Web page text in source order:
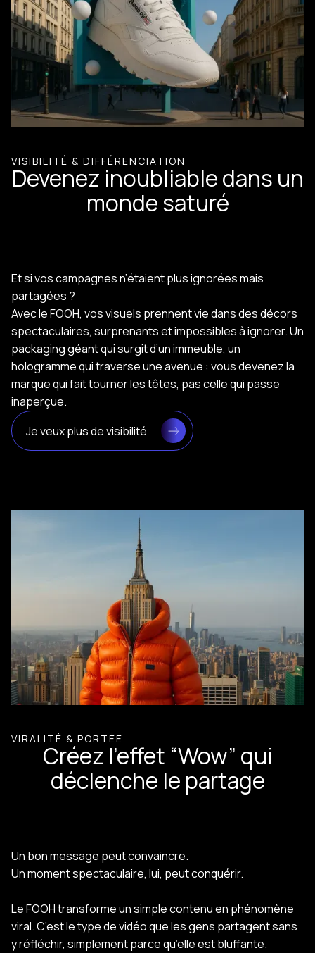
VISIBILITÉ & DIFFÉRENCIATION
Devenez inoubliable dans un
monde saturé
Et si vos campagnes n’étaient plus ignorées mais
partagées ?
Avec le FOOH, vos visuels prennent vie dans des décors
spectaculaires, surprenants et impossibles à ignorer. Un
packaging géant qui surgit d’un immeuble, un
hologramme qui traverse une avenue : vous devenez la
marque qui fait tourner les têtes, pas celle qui passe
inaperçue.
Je veux plus de visibilité
VIRALITÉ & PORTÉE
Créez l’effet “Wow” qui
déclenche le partage
Un bon message peut convaincre.
Un moment spectaculaire, lui, peut conquérir.
Le FOOH transforme un simple contenu en phénomène
viral. C’est le type de vidéo que les gens partagent sans
y réfléchir, simplement parce qu’elle est bluffante.